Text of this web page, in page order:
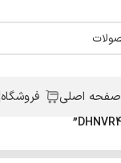
صفحه اصلی فروشگاه